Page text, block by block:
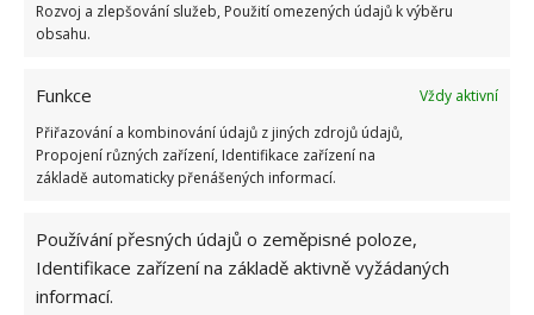
Rozvoj a zlepšování služeb, Použití omezených údajů k výběru
obsahu.
Funkce
Vždy aktivní
Přiřazování a kombinování údajů z jiných zdrojů údajů,
Propojení různých zařízení, Identifikace zařízení na
základě automaticky přenášených informací.
Používání přesných údajů o zeměpisné poloze,
Identifikace zařízení na základě aktivně vyžádaných
informací.
Nejenom kámen, ale i sklo a další
materiály
Zajímavým faktem je, že kromě kamene jsou použity
také moderní materiály. Řeč je především o velkých
skleněných oknech, které mají jak svůj
význam. Dále je ale použitý třeba i leštěný beton,
nechybí ani kvalitní dům, stejně jako tu najdete i
prvky žuly.